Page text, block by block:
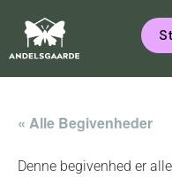
« Alle Begivenheder
Denne begivenhed er